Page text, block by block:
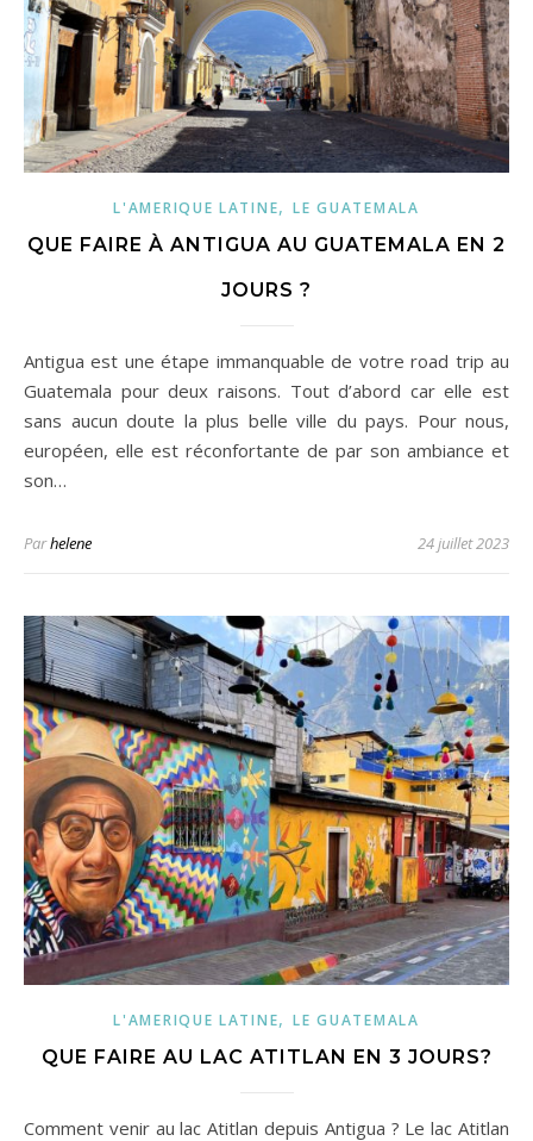
L'AMERIQUE LATINE,LE GUATEMALA
QUE FAIRE À ANTIGUA AU GUATEMALA EN 2
JOURS ?
Antigua est une étape immanquable de votre road trip au
Guatemala pour deux raisons. Tout d’abord car elle est
sans aucun doute la plus belle ville du pays. Pour nous,
européen, elle est réconfortante de par son ambiance et
son…
Parhelene 24 juillet 2023
L'AMERIQUE LATINE,LE GUATEMALA
QUE FAIRE AU LAC ATITLAN EN 3 JOURS?
Comment venir au lac Atitlan depuis Antigua ? Le lac Atitlan